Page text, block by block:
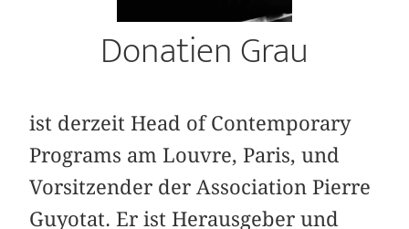
Donatien Grau
ist derzeit Head of Contemporary
Programs am Louvre, Paris, und
Vorsitzender der Association Pierre
Guyotat. Er ist Herausgeber und